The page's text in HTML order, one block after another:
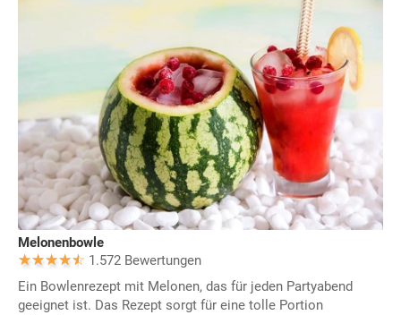
Melonenbowle
1.572 Bewertungen
Ein Bowlenrezept mit Melonen, das für jeden Partyabend
geeignet ist. Das Rezept sorgt für eine tolle Portion